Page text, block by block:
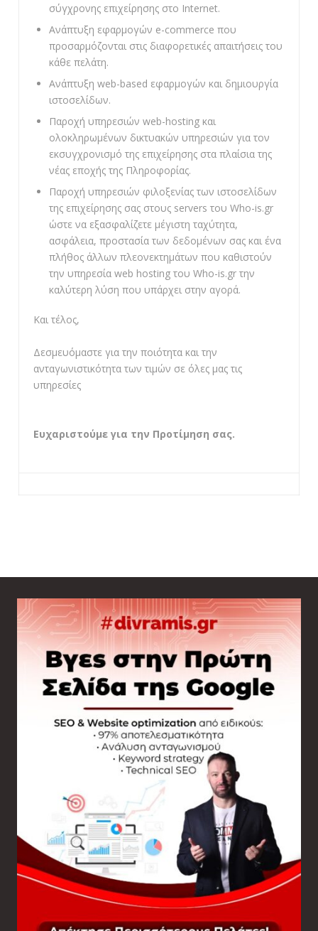
σύγχρονης επιχείρησης στο Internet.
Ανάπτυξη εφαρμογών e-commerce που
προσαρμόζονται στις διαφορετικές απαιτήσεις του
κάθε πελάτη.
Ανάπτυξη web-based εφαρμογών και δημιουργία
ιστοσελίδων.
Παροχή υπηρεσιών web-hosting και
ολοκληρωμένων δικτυακών υπηρεσιών για τον
εκσυγχρονισμό της επιχείρησης στα πλαίσια της
νέας εποχής της Πληροφορίας.
Παροχή υπηρεσιών φιλοξενίας των ιστοσελίδων
της επιχείρησης σας στους servers του Who-is.gr
ώστε να εξασφαλίζετε μέγιστη ταχύτητα,
ασφάλεια, προστασία των δεδομένων σας και ένα
πλήθος άλλων πλεονεκτημάτων που καθιστούν
την υπηρεσία web hosting του Who-is.gr την
καλύτερη λύση που υπάρχει στην αγορά.
Και τέλος,
Δεσμευόμαστε για την ποιότητα και την
ανταγωνιστικότητα των τιμών σε όλες μας τις
υπηρεσίες
Ευχαριστούμε για την Προτίμηση σας.